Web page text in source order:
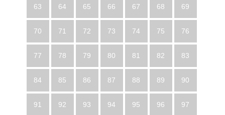
63 64 65 66 67 68 69
70 71 72 73 74 75 76
77 78 79 80 81 82 83
84 85 86 87 88 89 90
91 92 93 94 95 96 97